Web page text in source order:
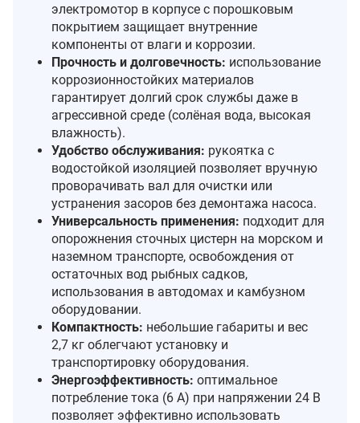
электромотор в корпусе с порошковым
покрытием защищает внутренние
компоненты от влаги и коррозии.
Прочность и долговечность: использование
коррозионностойких материалов
гарантирует долгий срок службы даже в
агрессивной среде (солёная вода, высокая
влажность).
Удобство обслуживания: рукоятка с
водостойкой изоляцией позволяет вручную
проворачивать вал для очистки или
устранения засоров без демонтажа насоса.
Универсальность применения: подходит для
опорожнения сточных цистерн на морском и
наземном транспорте, освобождения от
остаточных вод рыбных садков,
использования в автодомах и камбузном
оборудовании.
Компактность: небольшие габариты и вес
2,7 кг облегчают установку и
транспортировку оборудования.
Энергоэффективность: оптимальное
потребление тока (6 А) при напряжении 24 В
позволяет эффективно использовать